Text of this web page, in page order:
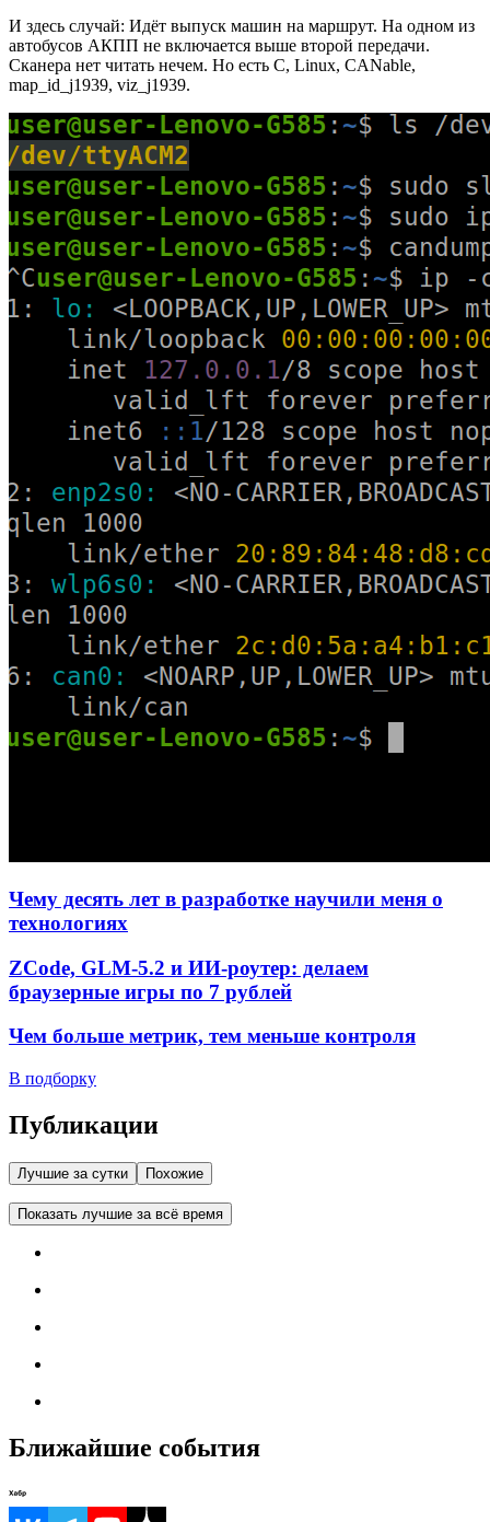
И здесь случай: Идёт выпуск машин на маршрут. На одном из
автобусов АКПП не включается выше второй передачи.
Сканера нет читать нечем. Но есть C, Linux, CANable,
map_id_j1939, viz_j1939.
Чему десять лет в разработке научили меня о
технологиях
ZCode, GLM-5.2 и ИИ-роутер: делаем
браузерные игры по 7 рублей
Чем больше метрик, тем меньше контроля
В подборку
Публикации
Лучшие за сутки Похожие
Показать лучшие за всё время
Ближайшие события